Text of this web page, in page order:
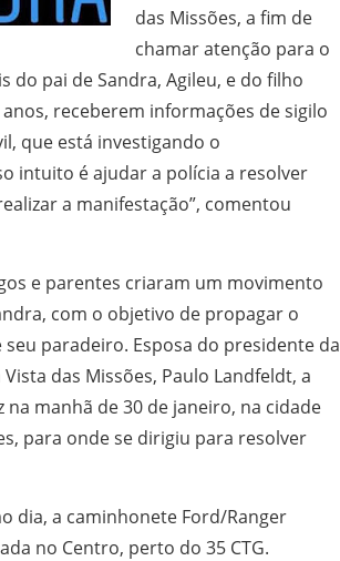
das Missões, a fim de
chamar atenção para o
do pai de Sandra, Agileu, e do filho
receberem informações de sigilo
que está investigando o
intuito é ajudar a polícia a resolver
a manifestação”, comentou
e parentes criaram um movimento
com o objetivo de propagar o
paradeiro. Esposa do presidente da
das Missões, Paulo Landfeldt, a
manhã de 30 de janeiro, na cidade
para onde se dirigiu para resolver
dia, a caminhonete Ford/Ranger
no Centro, perto do 35 CTG.